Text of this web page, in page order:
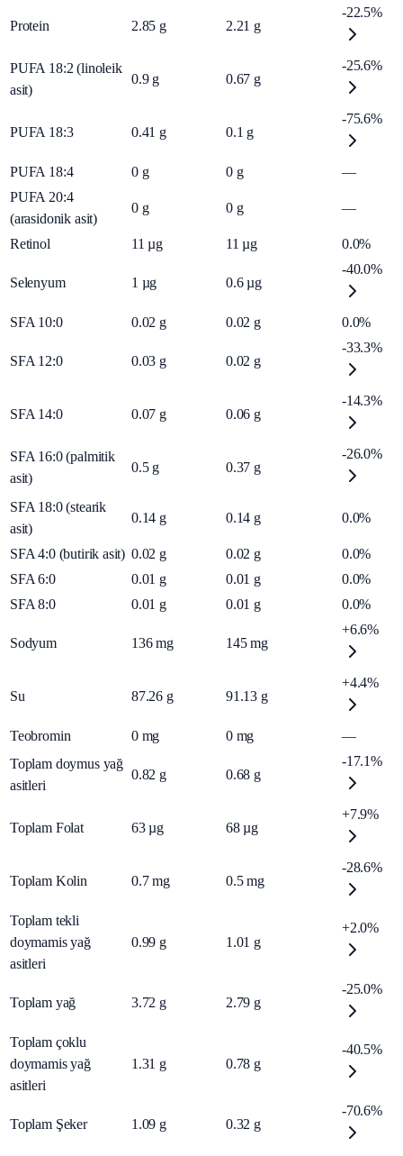
Protein 2.85 g 2.21 g
-22.5%
PUFA 18:2 (linoleik
asit)
0.9 g 0.67 g
-25.6%
PUFA 18:3 0.41 g 0.1 g
-75.6%
PUFA 18:4 0 g 0 g
—
PUFA 20:4
(arasidonik asit)
0 g 0 g —
Retinol 11 µg 11 µg 0.0%
Selenyum 1 µg 0.6 µg
-40.0%
SFA 10:0 0.02 g 0.02 g 0.0%
SFA 12:0 0.03 g 0.02 g
-33.3%
SFA 14:0 0.07 g 0.06 g
-14.3%
SFA 16:0 (palmitik
asit)
0.5 g 0.37 g
-26.0%
SFA 18:0 (stearik
asit)
0.14 g 0.14 g 0.0%
SFA 4:0 (butirik asit) 0.02 g 0.02 g
0.0%
SFA 6:0
0.01 g 0.01 g
0.0%
SFA 8:0
0.01 g 0.01 g 0.0%
Sodyum 136 mg 145 mg
+6.6%
Su 87.26 g 91.13 g
+4.4%
Teobromin 0 mg 0 mg
—
Toplam doymus yağ
asitleri
0.82 g 0.68 g
-17.1%
Toplam Folat 63 µg 68 µg
+7.9%
Toplam Kolin 0.7 mg 0.5 mg
-28.6%
Toplam tekli
doymamis yağ
asitleri
0.99 g 1.01 g
+2.0%
Toplam yağ 3.72 g 2.79 g
-25.0%
Toplam çoklu
doymamis yağ
asitleri
1.31 g 0.78 g
-40.5%
Toplam Şeker 1.09 g 0.32 g
-70.6%